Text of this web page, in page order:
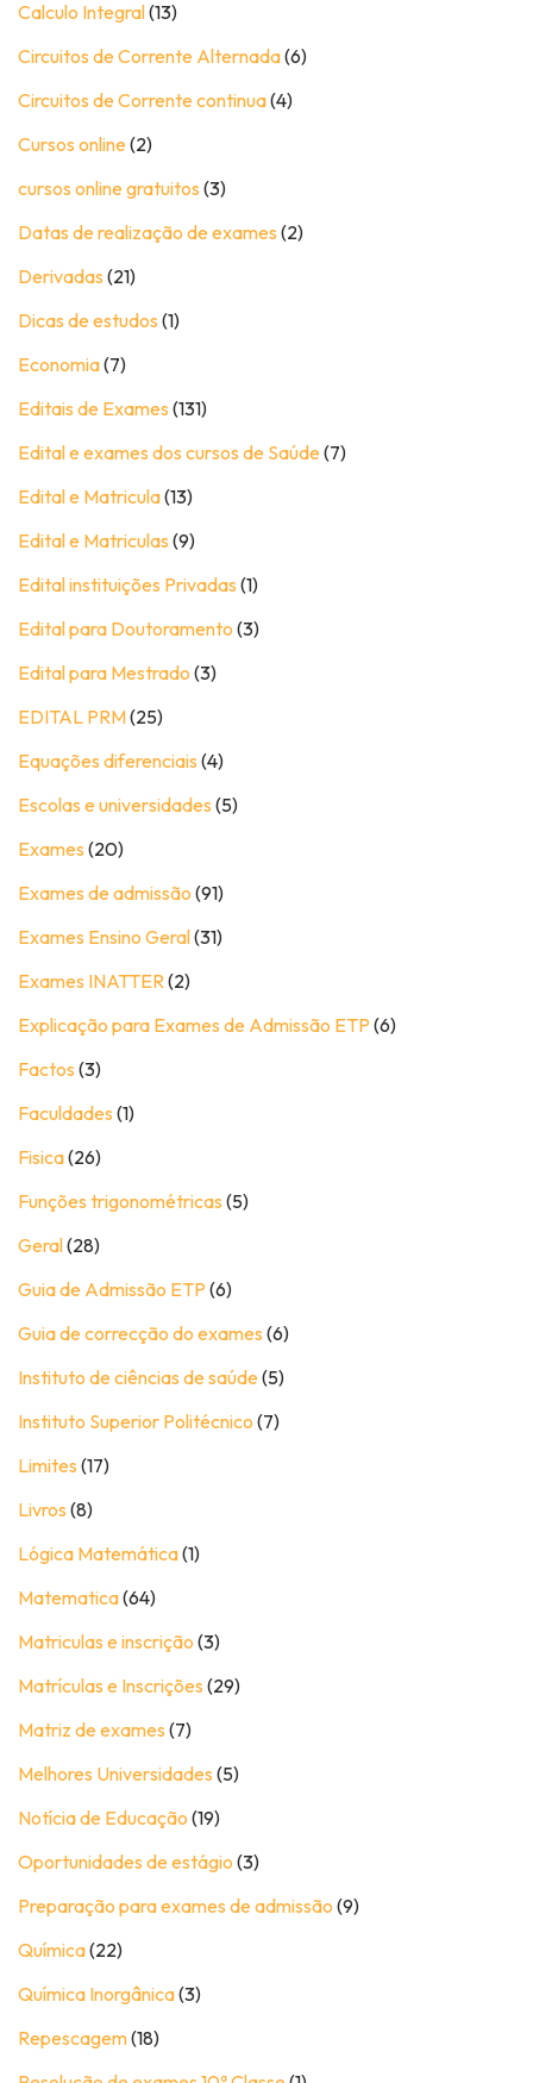
Calculo Integral(13)
Circuitos de Corrente Alternada(6)
Circuitos de Corrente continua(4)
Cursos online (2)
cursos online gratuitos (3)
Datas de realização de exames (2)
Derivadas (21)
Dicas de estudos (1)
Economia(7)
Editais de Exames (131)
Edital e exames dos cursos de Saúde (7)
Edital e Matricula(13)
Edital e Matriculas (9)
Edital instituições Privadas (1)
Edital para Doutoramento (3)
Edital para Mestrado (3)
EDITAL PRM(25)
Equações diferenciais (4)
Escolas e universidades (5)
Exames (20)
Exames de admissão (91)
Exames Ensino Geral(31)
Exames INATTER(2)
Explicação para Exames de Admissão ETP (6)
Factos (3)
Faculdades (1)
Fisica(26)
Funções trigonométricas (5)
Geral(28)
Guia de Admissão ETP (6)
Guia de correcção do exames (6)
Instituto de ciências de saúde (5)
Instituto Superior Politécnico (7)
Limites (17)
Livros (8)
Lógica Matemática(1)
Matematica(64)
Matriculas e inscrição (3)
Matrículas e Inscrições (29)
Matriz de exames (7)
Melhores Universidades (5)
Notícia de Educação (19)
Oportunidades de estágio (3)
Preparação para exames de admissão (9)
Química(22)
Química Inorgânica(3)
Repescagem(18)